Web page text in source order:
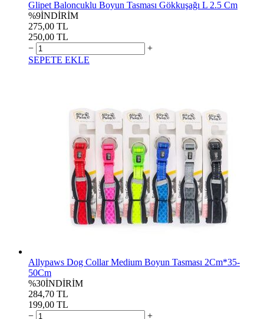
Glipet Baloncuklu Boyun Tasması Gökkuşağı L 2.5 Cm
%9İNDİRİM
275,00 TL
250,00 TL
−
+
SEPETE EKLE
Allypaws Dog Collar Medium Boyun Tasması 2Cm*35-
50Cm
%30İNDİRİM
284,70 TL
199,00 TL
−
+